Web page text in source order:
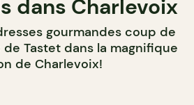
dans Charlevoix
gourmandes coup de
Tastet dans la magnifique
de Charlevoix!